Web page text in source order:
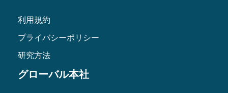
利用規約
プライバシーポリシー
研究方法
グローバル本社